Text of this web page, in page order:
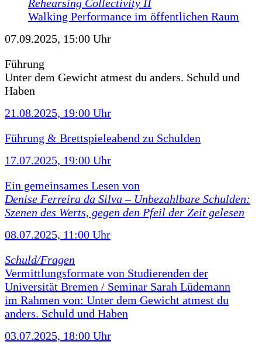
Rehearsing Collectivity II
Walking Performance im öffentlichen Raum
07.09.2025, 15:00 Uhr
Führung
Unter dem Gewicht atmest du anders. Schuld und
Haben
21.08.2025, 19:00 Uhr
Führung & Brettspieleabend zu Schulden
17.07.2025, 19:00 Uhr
Ein gemeinsames Lesen von
Denise Ferreira da Silva – Unbezahlbare Schulden:
Szenen des Werts, gegen den Pfeil der Zeit gelesen
08.07.2025, 11:00 Uhr
Schuld/Fragen
Vermittlungsformate von Studierenden der
Universität Bremen / Seminar Sarah Lüdemann
im Rahmen von: Unter dem Gewicht atmest du
anders. Schuld und Haben
03.07.2025, 18:00 Uhr